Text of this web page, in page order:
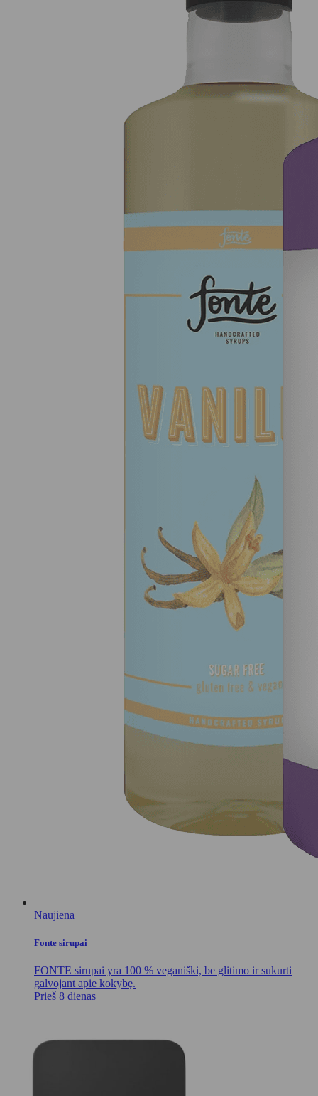
Naujiena
Fonte sirupai
FONTE sirupai yra 100 % veganiški, be glitimo ir sukurti
galvojant apie kokybę.
Prieš 8 dienas